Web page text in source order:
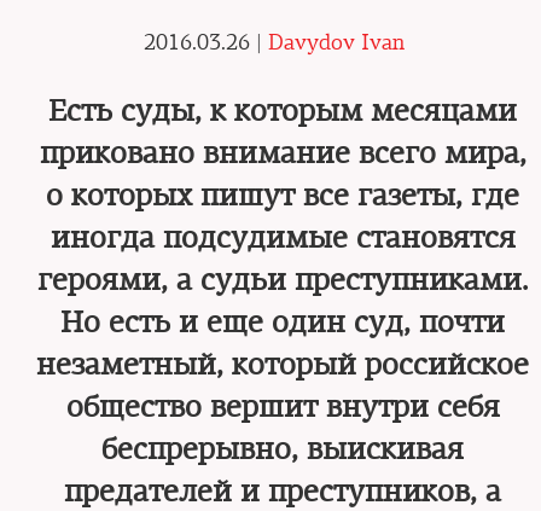
2016.03.26 | Davydov Ivan
Есть суды, к которым месяцами
приковано внимание всего мира,
о которых пишут все газеты, где
иногда подсудимые становятся
героями, а судьи преступниками.
Но есть и еще один суд, почти
незаметный, который российское
общество вершит внутри себя
беспрерывно, выискивая
предателей и преступников, а